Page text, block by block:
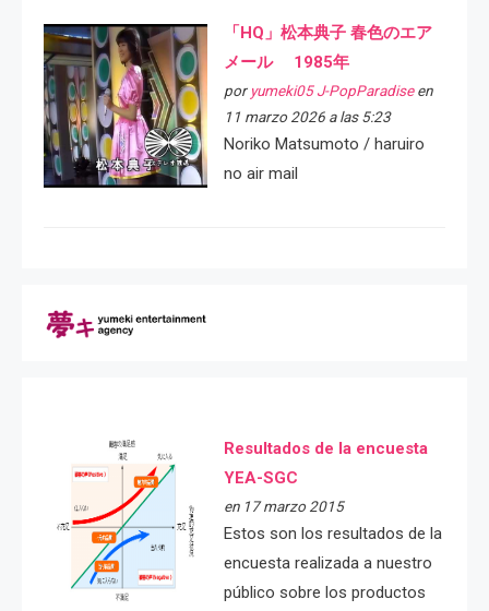
「HQ」松本典子 春色のエア
メール 1985年
por yumeki05 J-PopParadiseen
11 marzo 2026 a las 5:23
Noriko Matsumoto / haruiro
no air mail
Resultados de la encuesta
YEA-SGC
en 17 marzo 2015
Estos son los resultados de la
encuesta realizada a nuestro
público sobre los productos